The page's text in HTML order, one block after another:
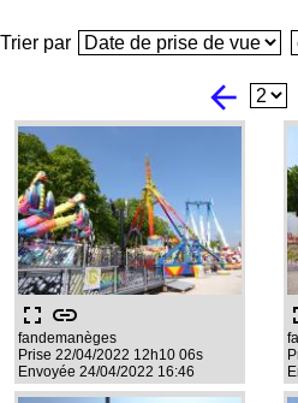
Trier par
arrow_back
fullscreen link
fandemanèges
Prise 22/04/2022 12h10 06s
Envoyée 24/04/2022 16:46